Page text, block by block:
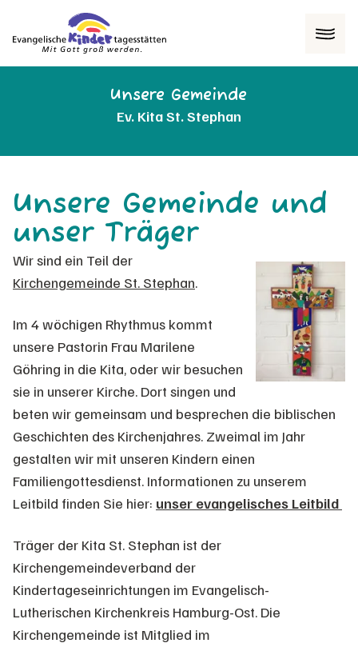
Unsere Gemeinde
Ev. Kita St. Stephan
Unsere Gemeinde und
unser Träger
Wir sind ein Teil der
Kirchengemeinde St. Stephan.
Im 4 wöchigen Rhythmus kommt
unsere Pastorin Frau Marilene
Göhring in die Kita, oder wir besuchen
sie in unserer Kirche. Dort singen und
beten wir gemeinsam und besprechen die biblischen
Geschichten des Kirchenjahres. Zweimal im Jahr
gestalten wir mit unseren Kindern einen
Familiengottesdienst. Informationen zu unserem
Leitbild finden Sie hier: unser evangelisches Leitbild
Träger der Kita St. Stephan ist der
Kirchengemeindeverband der
Kindertageseinrichtungen im Evangelisch-
Lutherischen Kirchenkreis Hamburg-Ost. Die
Kirchengemeinde ist Mitglied im